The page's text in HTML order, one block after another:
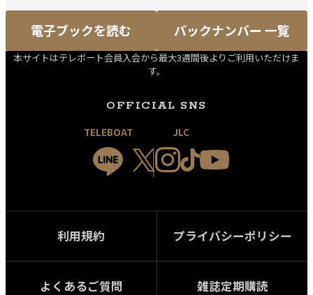
電子ブックを読む バックナンバー 一覧
本サイトはテレボート会員入会から最大3週間後よりご利用いただけま
す。
OFFICIAL SNS
TELEBOAT JLC
利用規約 プライバシーポリシー
よくあるご質問 雑誌定期購読